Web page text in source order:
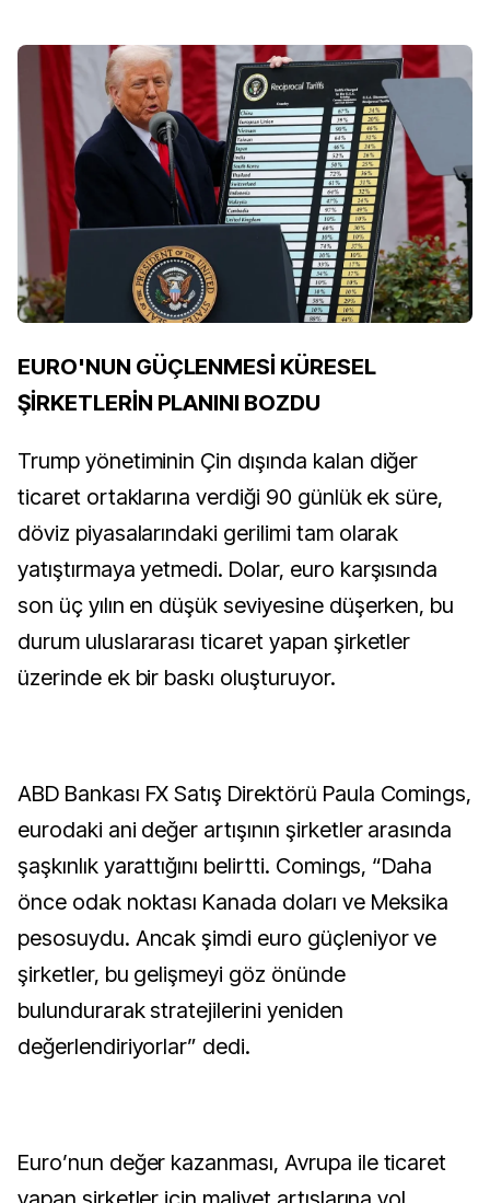
EURO'NUN GÜÇLENMESİ KÜRESEL
ŞİRKETLERİN PLANINI BOZDU
Trump yönetiminin Çin dışında kalan diğer
ticaret ortaklarına verdiği 90 günlük ek süre,
döviz piyasalarındaki gerilimi tam olarak
yatıştırmaya yetmedi. Dolar, euro karşısında
son üç yılın en düşük seviyesine düşerken, bu
durum uluslararası ticaret yapan şirketler
üzerinde ek bir baskı oluşturuyor.
ABD Bankası FX Satış Direktörü Paula Comings,
eurodaki ani değer artışının şirketler arasında
şaşkınlık yarattığını belirtti. Comings, “Daha
önce odak noktası Kanada doları ve Meksika
pesosuydu. Ancak şimdi euro güçleniyor ve
şirketler, bu gelişmeyi göz önünde
bulundurarak stratejilerini yeniden
değerlendiriyorlar” dedi.
Euro’nun değer kazanması, Avrupa ile ticaret